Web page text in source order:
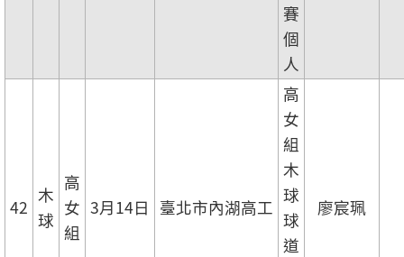
賽
個
人
42
木
球
高
女
組
3月14日 臺北市內湖高工
高
女
組
木
球
球
道
廖宸珮